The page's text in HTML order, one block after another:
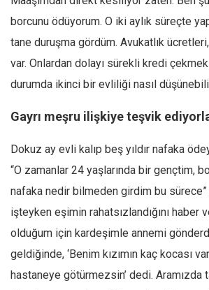
borcunu ödüyorum. O iki aylık süreçte
tane duruşma gördüm. Avukatlık
var. Onlardan dolayı sürekli kredi
durumda ikinci bir evliliği nasıl
Gayrı meşru ilişkiye teşvik
Dokuz ay evli kalıp beş yıldır nafaka
“O zamanlar 24 yaşlarında bir gençtim,
nafaka nedir bilmeden girdim bu sürece”
işteyken eşimin rahatsızlandığını haber
olduğum için kardeşimle annemi
geldiğinde, ‘Benim kızımın kaç kocası
hastaneye götürmezsin’ dedi. Aramızda